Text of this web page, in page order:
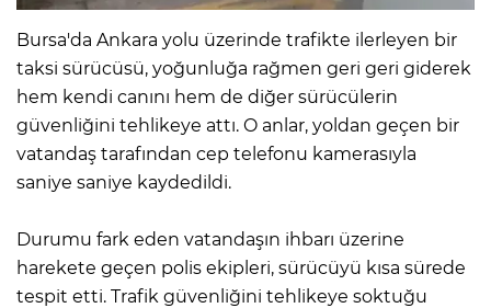
Bursa'da Ankara yolu üzerinde trafikte ilerleyen bir
taksi sürücüsü, yoğunluğa rağmen geri geri giderek
hem kendi canını hem de diğer sürücülerin
güvenliğini tehlikeye attı. O anlar, yoldan geçen bir
vatandaş tarafından cep telefonu kamerasıyla
saniye saniye kaydedildi.
Durumu fark eden vatandaşın ihbarı üzerine
harekete geçen polis ekipleri, sürücüyü kısa sürede
tespit etti. Trafik güvenliğini tehlikeye soktuğu